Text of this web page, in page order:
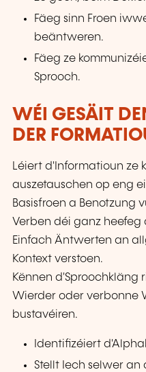
Fäeg sinn Froen
beäntweren.
Fäeg ze
Sprooch.
WÉI GESÄIT
DER
Léiert d'Informatioun ze
auszetauschen op eng
Basisfroen a Benotzung
Verben déi ganz heefeg
Einfach Äntwerten an
Kontext verstoen.
Kënnen d'Sproochkläng
Wierder oder verbonne
bustavéiren.
Identifizéiert
Stellt Iech selwer an